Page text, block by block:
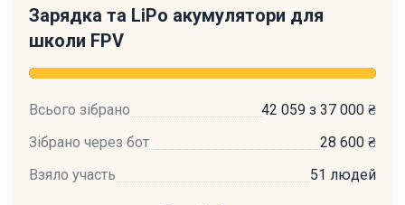
Зарядка та LiPo акумулятори для
школи FPV
Всього зібрано
42 059 з 37 000 ₴
Зібрано через бот
28 600 ₴
Взяло участь
51 людей